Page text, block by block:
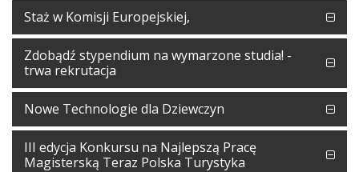
Staż w Komisji Europejskiej,
Zdobądź stypendium na wymarzone studia! -
trwa rekrutacja
Nowe Technologie dla Dziewczyn
III edycja Konkursu na Najlepszą Pracę
Magisterską Teraz Polska Turystyka